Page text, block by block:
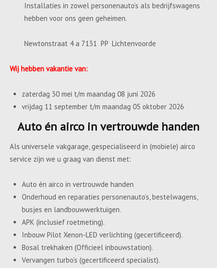
Installaties in zowel personenauto’s als bedrijfswagens
hebben voor ons geen geheimen.
Newtonstraat 4 a 7131 PP Lichtenvoorde
Wij hebben vakantie van:
zaterdag 30 mei t/m maandag 08 juni 2026
vrijdag 11 september t/m maandag 05 oktober 2026
Auto én airco in vertrouwde handen
Als universele vakgarage, gespecialiseerd in (mobiele) airco
service zijn we u graag van dienst met:
Auto én airco in vertrouwde handen
Onderhoud en reparaties personenauto’s, bestelwagens,
busjes en landbouwwerktuigen.
APK (inclusief roetmeting).
Inbouw Pilot Xenon-LED verlichting (gecertificeerd).
Bosal trekhaken (Officieel inbouwstation).
Vervangen turbo’s (gecertificeerd specialist).